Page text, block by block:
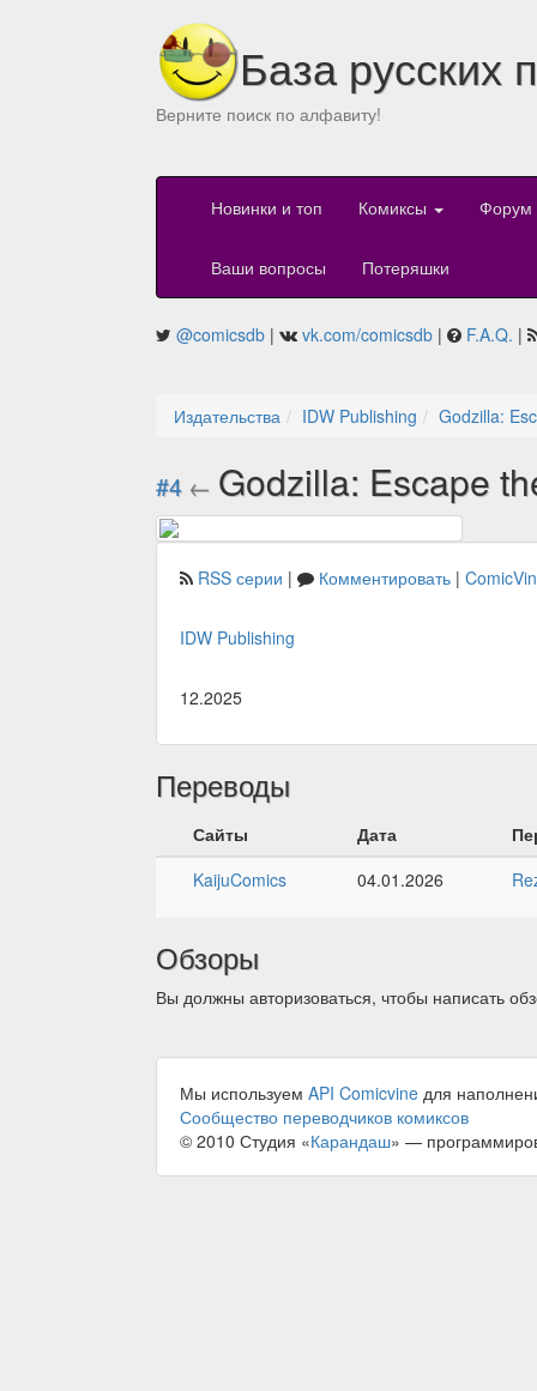
База русских
Верните поиск по алфавиту!
Новинки и топ Комиксы Форум
Ваши вопросы Потеряшки
@comicsdb | vk.com/comicsdb | F.A.Q. |
Издательства IDW Publishing Godzilla:
#4 ← Godzilla: Escape
RSS серии | Комментировать |
IDW Publishing
12.2025
Переводы
Сайты Дата
KaijuComics
04.01.2026
Обзоры
Вы должны авторизоваться, чтобы написать
Мы используем API Comicvine для
Сообщество переводчиков комиксов
© 2010 Студия «Карандаш» —